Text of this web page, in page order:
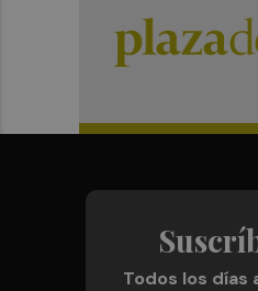
Todos los días